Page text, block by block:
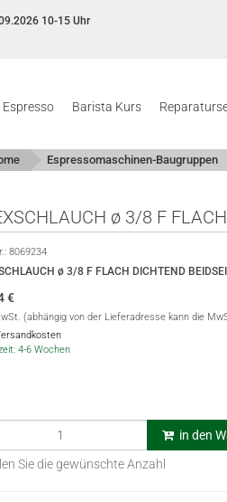
10-15 Uhr
Espresso Barista Kurs
Espressomaschinen-Baugruppen
ø 3/8 F
8069234
ø 3/8 F FLACH DICHTEND
€
(abhängig von der Lieferadresse kann die
4-6 Wochen
in den
Sie die gewünschte Anzahl